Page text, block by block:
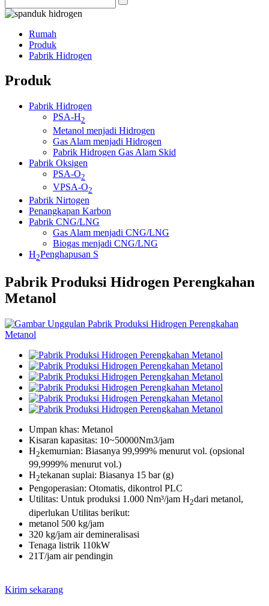
Rumah
Produk
Pabrik Hidrogen
Produk
Pabrik Hidrogen
PSA-H2
Metanol menjadi Hidrogen
Gas Alam menjadi Hidrogen
Pabrik Hidrogen Gas Alam Skid
Pabrik Oksigen
PSA-O2
VPSA-O2
Pabrik Nirtogen
Penangkapan Karbon
Pabrik CNG/LNG
Gas Alam menjadi CNG/LNG
Biogas menjadi CNG/LNG
H2Penghapusan S
Pabrik Produksi Hidrogen Perengkahan
Metanol
Umpan khas: Metanol
Kisaran kapasitas: 10~50000Nm3/jam
H2kemurnian: Biasanya 99,999% menurut vol. (opsional
99,9999% menurut vol.)
H2tekanan suplai: Biasanya 15 bar (g)
Pengoperasian: Otomatis, dikontrol PLC
Utilitas: Untuk produksi 1.000 Nm³/jam H2dari metanol,
diperlukan Utilitas berikut:
metanol 500 kg/jam
320 kg/jam air demineralisasi
Tenaga listrik 110kW
21T/jam air pendingin
Kirim sekarang